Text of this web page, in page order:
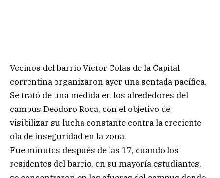
Vecinos del barrio Víctor Colas de la Capital
correntina organizaron ayer una sentada pacífica.
Se trató de una medida en los alrededores del
campus Deodoro Roca, con el objetivo de
visibilizar su lucha constante contra la creciente
ola de inseguridad en la zona.
Fue minutos después de las 17, cuando los
residentes del barrio, en su mayoría estudiantes,